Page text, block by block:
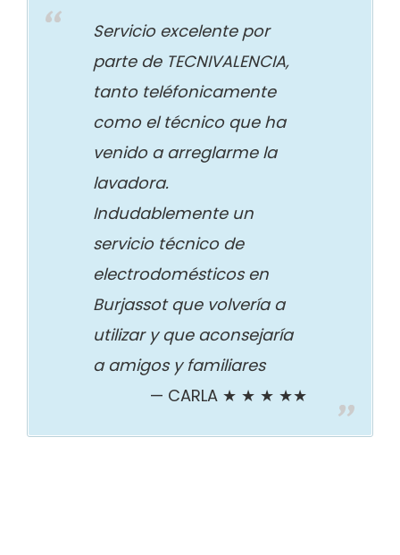
Servicio excelente por
parte de TECNIVALENCIA,
tanto teléfonicamente
como el técnico que ha
venido a arreglarme la
lavadora.
Indudablemente un
servicio técnico de
electrodomésticos en
Burjassot que volvería a
utilizar y que aconsejaría
a amigos y familiares
CARLA ★ ★ ★ ★★